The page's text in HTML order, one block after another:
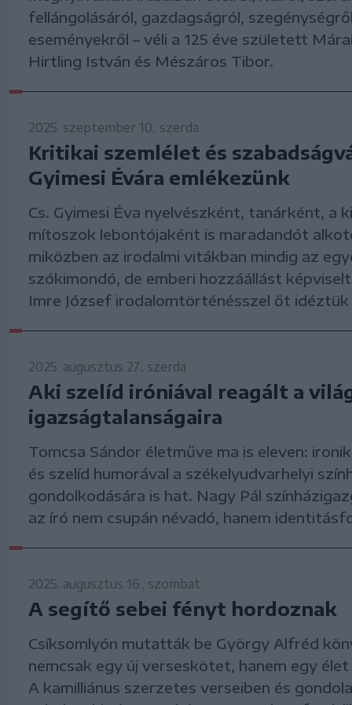
fellángolásáról, gazdagságról,
eseményekről – véli a 125 éve született
Hirtling István és Mészáros Tibor.
2025. szeptember 10., szerda
Kritikai szemlélet és
Gyimesi Évára emlékezünk
Cs. Gyimesi Éva nyelvészként, tanárként, a
mítoszok lebontójaként is maradandót
miközben az irodalmi vitákban mindig az
szókimondó, de emberi hozzáállást
Imre József irodalomtörténésszel őt idéztük
2025. augusztus 27., szerda
Aki szelíd iróniával reagált a
igazságtalanságaira
Tomcsa Sándor életműve ma is eleven:
és szelíd humorával a székelyudvarhelyi
gondolkodására is hat. Nagy Pál
az író nem csupán névadó, hanem
2025. augusztus 16., szombat
A segítő sebei fényt hordoznak
Csíksomlyón mutatták be György Alfréd
nemcsak egy új verseskötet, hanem egy élet
A kamilliánus szerzetes verseiben és